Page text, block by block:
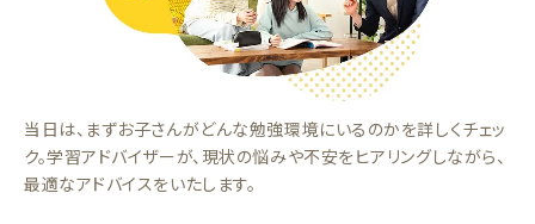
当日は、まずお子さんがどんな勉強環境にいるのかを詳しくチェッ
ク。学習アドバイザーが、現状の悩みや不安をヒアリングしながら、
最適なアドバイスをいたします。